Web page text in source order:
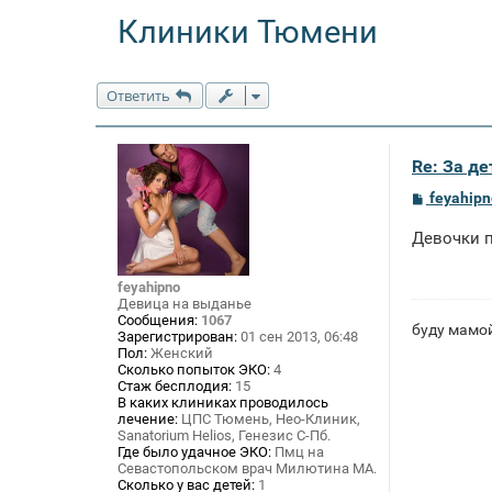
Клиники Тюмени
Ответить
feyahipno
Девица на выданье
Сообщения: 1067
Зарегистрирован: 01 сен 2013, 06:48
Пол: Женский
Сколько попыток ЭКО: 4
Стаж бесплодия: 15
В каких клиниках проводилось
лечение: ЦПС Тюмень, Нео-Клиник,
Sanatorium Helios, Генезис С-Пб.
Где было удачное ЭКО: Пмц на
Севастопольском врач Милютина МА.
Сколько у вас детей: 1
Re: За
С
б
Девочки
буду